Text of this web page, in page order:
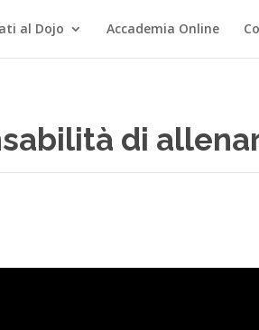
al Dojo Accademia Online
di